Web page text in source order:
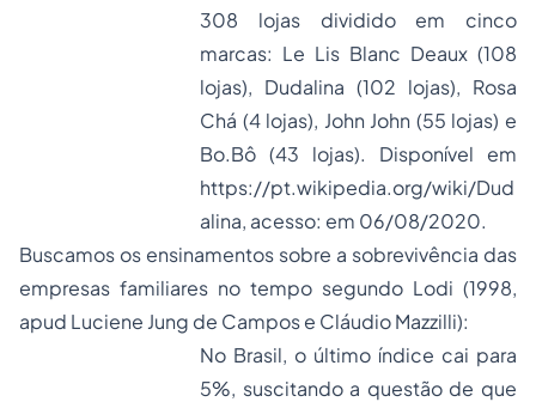
308 lojas dividido em cinco
marcas: Le Lis Blanc Deaux (108
lojas), Dudalina (102 lojas), Rosa
Chá (4 lojas), John John (55 lojas) e
Bo.Bô (43 lojas). Disponível em
https://pt.wikipedia.org/wiki/Dud
alina, acesso: em 06/08/2020.
Buscamos os ensinamentos sobre a sobrevivência das
empresas familiares no tempo segundo Lodi (1998,
apud Luciene Jung de Campos e Cláudio Mazzilli):
No Brasil, o último índice cai para
5%, suscitando a questão de que